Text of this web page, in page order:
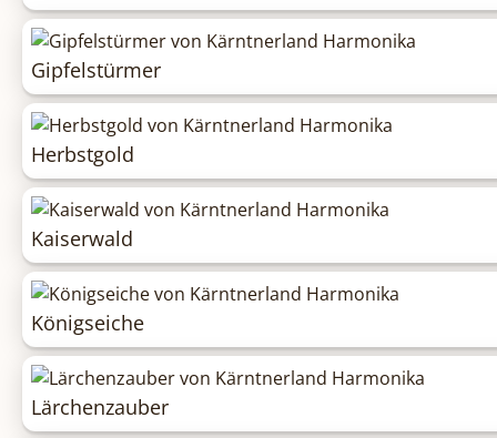
Gipfelstürmer
Herbstgold
Kaiserwald
Königseiche
Lärchenzauber